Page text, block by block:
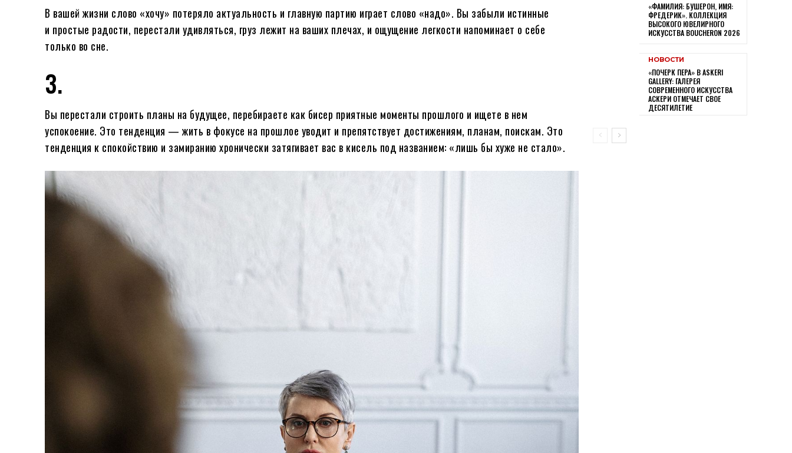
В вашей жизни слово «хочу» потеряло актуальность и главную партию играет слово «надо». Вы забыли истинные
и простые радости, перестали удивляться, груз лежит на ваших плечах, и ощущение легкости напоминает о себе
только во сне.
3.
Вы перестали строить планы на будущее, перебираете как бисер приятные моменты прошлого и ищете в нем
успокоение. Это тенденция — жить в фокусе на прошлое уводит и препятствует достижениям, планам, поискам. Это
тенденция к спокойствию и замиранию хронически затягивает вас в кисель под названием: «лишь бы хуже не стало».
«ФАМИЛИЯ: БУШЕРОН, ИМЯ:
ФРЕДЕРИК». КОЛЛЕКЦИЯ
ВЫСОКОГО ЮВЕЛИРНОГО
ИСКУССТВА BOUCHERON 2026
НОВОСТИ
«ПОЧЕРК ПЕРА» В ASKERI
GALLERY: ГАЛЕРЕЯ
СОВРЕМЕННОГО ИСКУССТВА
АСКЕРИ ОТМЕЧАЕТ СВОЕ
ДЕСЯТИЛЕТИЕ